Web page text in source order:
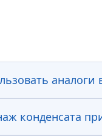
аналоги
конденсата